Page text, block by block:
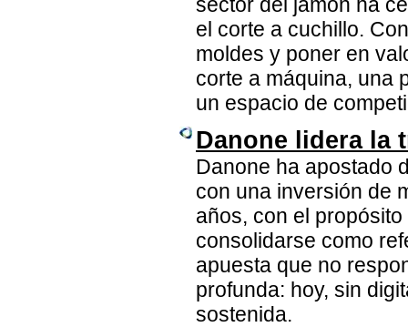
el corte a cuchillo.
moldes y poner en
corte a máquina, una
un espacio de
Danone lidera la
Danone ha apostado
con una inversión de
años, con el
consolidarse como
apuesta que no
profunda: hoy, sin
sostenida.